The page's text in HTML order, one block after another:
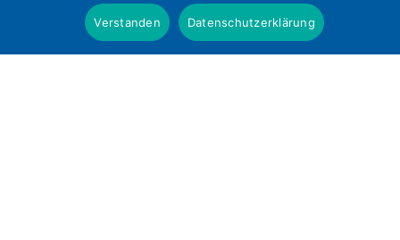
Mitgliederversammlung + DEKV-
Forum „Subsidiarität im Wandel –
Verstanden Datenschutzerklärung